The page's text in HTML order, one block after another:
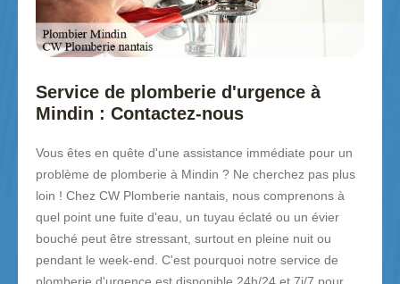
Service de plomberie d'urgence à
Mindin : Contactez-nous
Vous êtes en quête d'une assistance immédiate pour un
problème de plomberie à Mindin ? Ne cherchez pas plus
loin ! Chez CW Plomberie nantais, nous comprenons à
quel point une fuite d'eau, un tuyau éclaté ou un évier
bouché peut être stressant, surtout en pleine nuit ou
pendant le week-end. C'est pourquoi notre service de